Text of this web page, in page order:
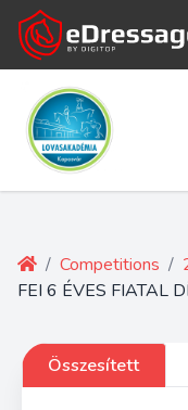
/ Competitions /
FEI 6 ÉVES FIATAL
Összesített